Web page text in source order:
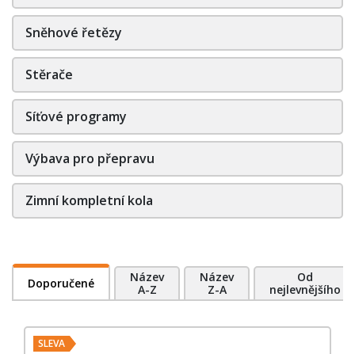
Sněhové řetězy
Stěrače
Síťové programy
Výbava pro přepravu
Zimní kompletní kola
Doporučené
Název
A-Z
Název
Z-A
Od
nejlevnějšího
SLEVA